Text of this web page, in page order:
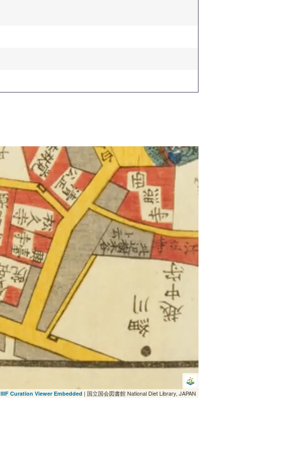
IIIF Curation Viewer Embedded | 国立国会図書館 National Diet Library, JAPAN